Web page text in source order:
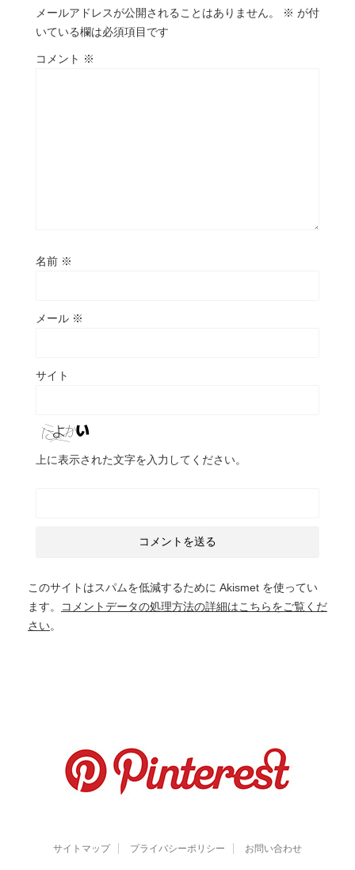
メールアドレスが公開されることはありません。 ※ が付
いている欄は必須項目です
コメント ※
名前 ※
メール ※
サイト
上に表示された文字を入力してください。
このサイトはスパムを低減するために Akismet を使ってい
ます。
コメントデータの処理方法の詳細はこちらをご覧くだ
さい。
サイトマップ プライバシーポリシー お問い合わせ